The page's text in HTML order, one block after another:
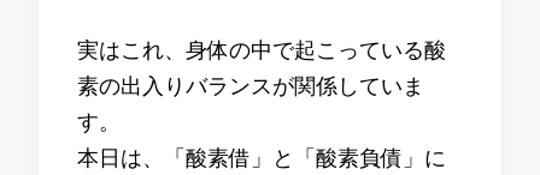
実はこれ、身体の中で起こっている酸
素の出入りバランスが関係していま
す。
本日は、「酸素借」と「酸素負債」に